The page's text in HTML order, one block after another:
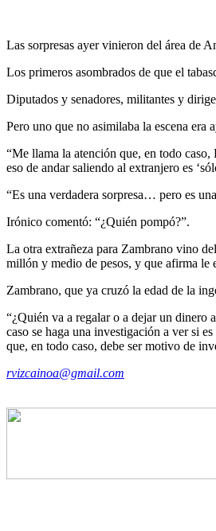
Las sorpresas ayer vinieron del área de
Los primeros asombrados de que el
Diputados y senadores, militantes y
Pero uno que no asimilaba la escena
“Me llama la atención que, en todo
eso de andar saliendo al extranjero es
“Es una verdadera sorpresa… pero es
Irónico comentó: “¿Quién pompó?”.
La otra extrañeza para Zambrano vino
millón y medio de pesos, y que afirma le
Zambrano, que ya cruzó la edad de la
“¿Quién va a regalar o a dejar un dinero
caso se haga una investigación a ver si
que, en todo caso, debe ser motivo de
rvizcainoa@gmail.com